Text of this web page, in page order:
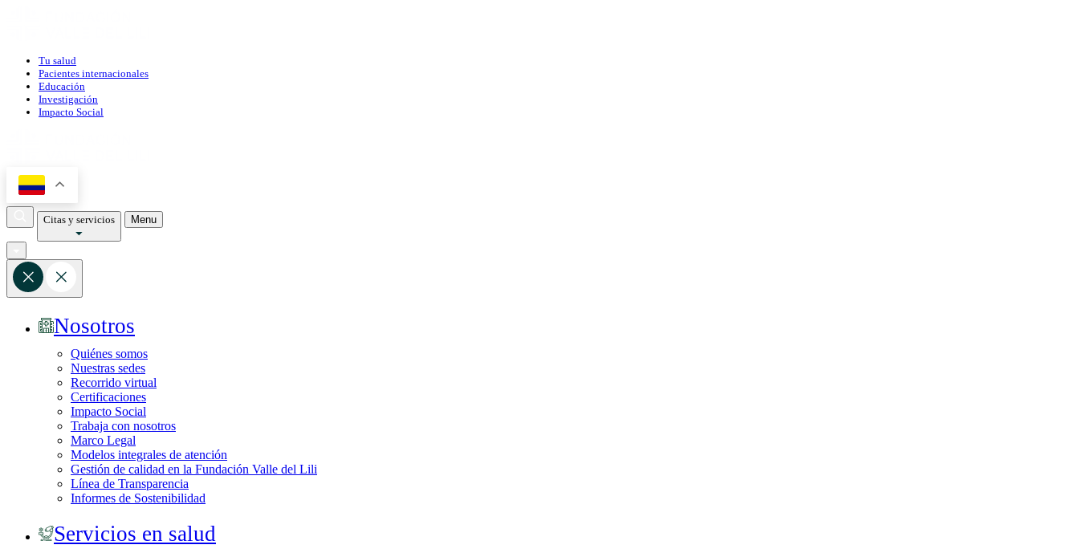
Tu salud
Pacientes internacionales
Educación
Investigación
Impacto Social
Citas y servicios Menu
Nosotros
Quiénes somos
Nuestras sedes
Recorrido virtual
Certificaciones
Impacto Social
Trabaja con nosotros
Marco Legal
Modelos integrales de atención
Gestión de calidad en la Fundación Valle del Lili
Línea de Transparencia
Informes de Sostenibilidad
Servicios en salud